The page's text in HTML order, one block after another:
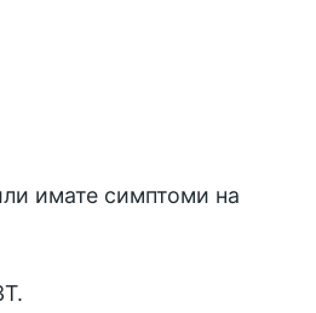
имате симптоми на